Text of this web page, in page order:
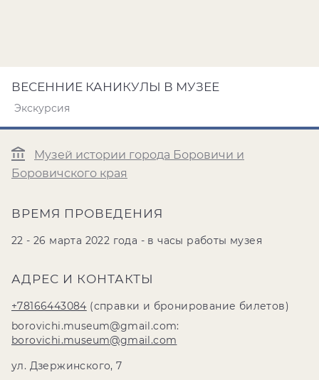
ВЕСЕННИЕ КАНИКУЛЫ В МУЗЕЕ
Экскурсия
Музей истории города Боровичи и
Боровичского края
ВРЕМЯ ПРОВЕДЕНИЯ
22 - 26 марта 2022 года - в часы работы музея
АДРЕС И КОНТАКТЫ
+78166443084 (справки и бронирование билетов)
borovichi.museum@gmail.com:
borovichi.museum@gmail.com
ул. Дзержинского, 7